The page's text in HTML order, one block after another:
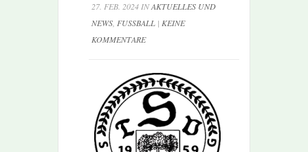
27. FEB. 2024 INAKTUELLES UND
NEWS FUSSBALL | KEINE
KOMMENTARE